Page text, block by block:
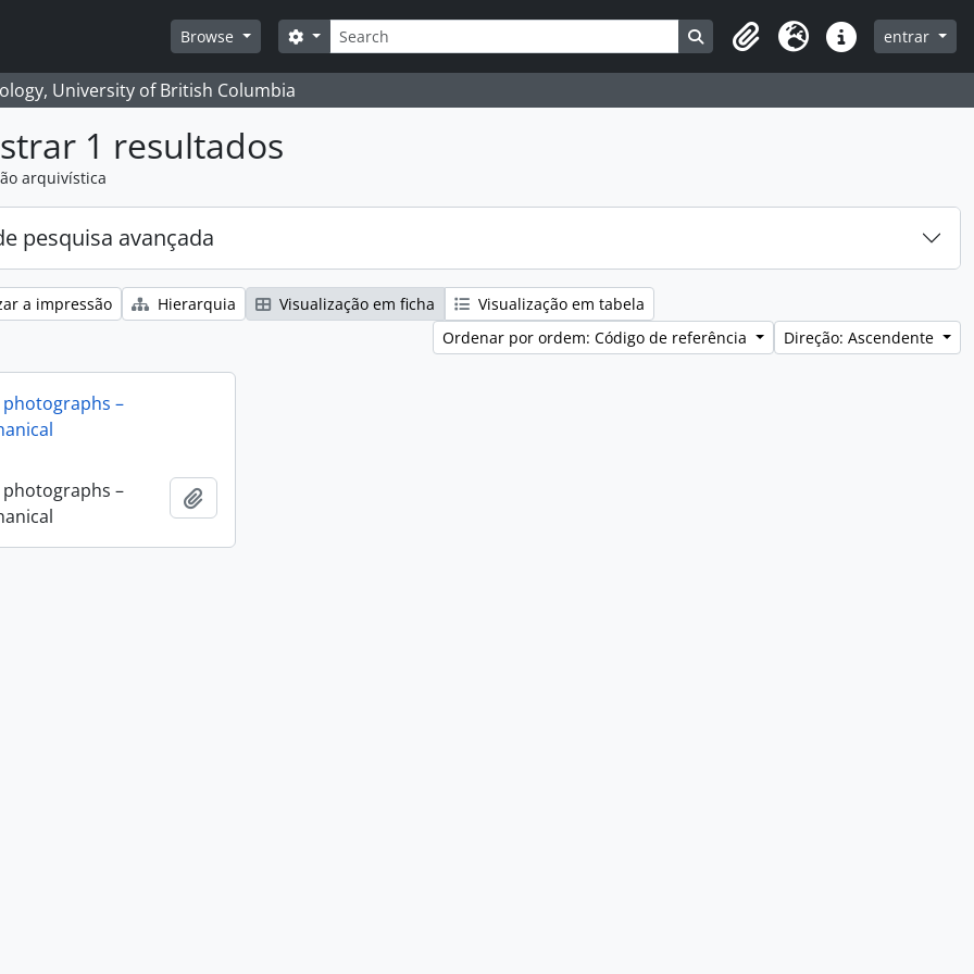
Browse
Pesquisar
Search options Search in browse page
Clipboard
Idioma Ligações rápidas
entrar
University of British Columbia
1 resultados
arquivística
pesquisa avançada
a impressão Hierarquia Visualização em ficha
Visualização em tabela
Ordenar por ordem: Código de referência
Direção: Ascendente
–
–